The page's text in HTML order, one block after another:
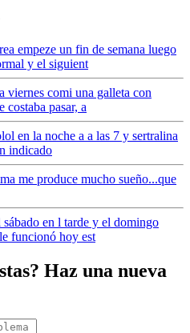
empeze un fin de semana luego
y el siguient
viernes comi una galleta con
costaba pasar, a
en la noche a a las 7 y sertralina
indicado
me produce mucho sueño...que
en l tarde y el domingo
funcionó hoy est
Haz una nueva